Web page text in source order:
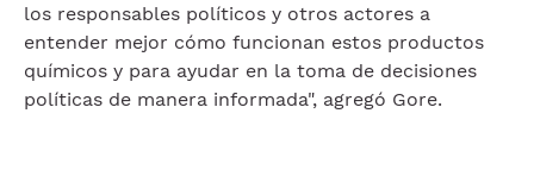
los responsables políticos y otros actores a
entender mejor cómo funcionan estos productos
químicos y para ayudar en la toma de decisiones
políticas de manera informada", agregó Gore.